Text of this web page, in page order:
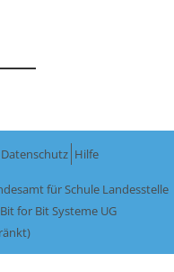
Datenschutz Hilfe
für Schule Landesstelle
Bit for Bit Systeme UG